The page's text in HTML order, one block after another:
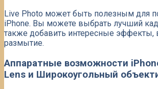
Live Photo может быть полезным для
iPhone. Вы можете выбрать лучший
также добавить интересные эффекты,
размытие.
Аппаратные возможности
Lens и Широкоугольный